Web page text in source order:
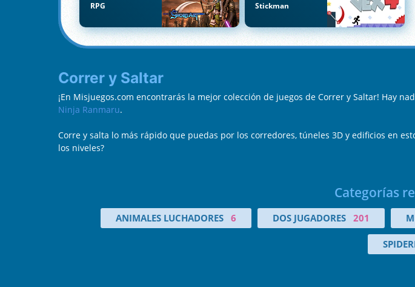
RPG Stickman
Correr y Saltar
¡En Misjuegos.com encontrarás la mejor colección de juegos de Correr y Saltar! Hay
Ninja Ranmaru.
Corre y salta lo más rápido que puedas por los corredores, túneles 3D y edificios en
los niveles?
Categorías
ANIMALES LUCHADORES 6 DOS JUGADORES 201